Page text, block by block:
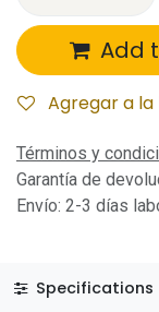
Add
Agregar a la
Términos y
Garantía de
Envío: 2-3 días
Specifications